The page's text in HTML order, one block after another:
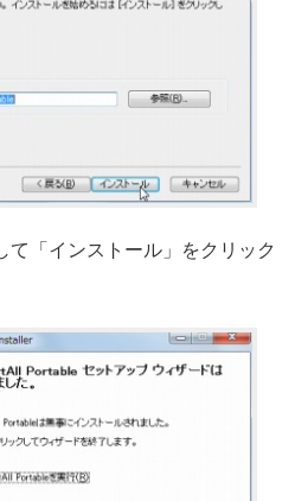
て「インストール」をクリック